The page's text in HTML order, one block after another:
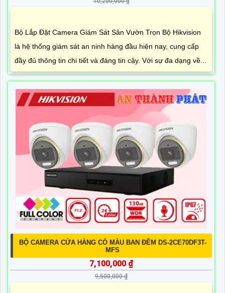
Bộ Lắp Đặt Camera Giám Sát Sân Vườn Trọn Bộ Hikvision
là hệ thống giám sát an ninh hàng đầu hiện nay, cung cấp
đầy đủ thông tin chi tiết và đáng tin cậy. Với sự đa dạng về...
BỘ CAMERA CỬA HÀNG CÓ MÀU BAN ĐÊM DS-2CE70DF3T-
MFS
7,100,000 ₫
9,500,000 ₫